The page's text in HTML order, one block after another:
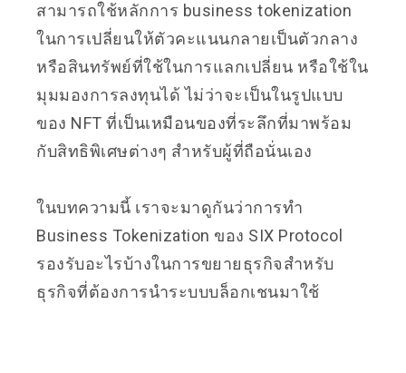
สามารถใช้หลักการ business tokenization
ในการเปลี่ยนให้ตัวคะแนนกลายเป็นตัวกลาง
หรือสินทรัพย์ที่ใช้ในการแลกเปลี่ยน หรือใช้ใน
มุมมองการลงทุนได้ ไม่ว่าจะเป็นในรูปแบบ
ของ NFT ที่เป็นเหมือนของที่ระลึกที่มาพร้อม
กับสิทธิพิเศษต่างๆ สำหรับผู้ที่ถือนั่นเอง
ในบทความนี้ เราจะมาดูกันว่าการทำ
Business Tokenization ของ SIX Protocol
รองรับอะไรบ้างในการขยายธุรกิจสำหรับ
ธุรกิจที่ต้องการนำระบบบล็อกเชนมาใช้